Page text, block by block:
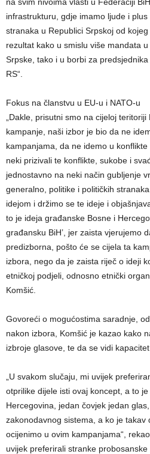
infrastrukturu, gdje imamo ljude i
stranaka u Republici Srpskoj od
rezultat kako u smislu više mandata
Srpske, tako i u borbi za
RS“.
Fokus na članstvu u EU-u i NATO-u
„Dakle, prisutni smo na cijeloj
kampanje, naši izbor je bio da ne
kampanjama, da ne idemo u
neki prizivali te konflikte, sukobe i
jednostavno na neki način gubljenje
generalno, politike i političkih
idejom i držimo se te ideje i
to je ideja građanske Bosne i
građansku BiH’, jer zaista vjerujemo
predizborna, pošto će se cijela ta
izbora, nego da je zaista riječ o ideji
etničkoj podjeli, odnosno etnički
Komšić.
Govoreći o mogućostima saradnje,
nakon izbora, Komšić je kazao kako
izbroje glasove, te da se vidi
„U svakom slučaju, mi uvijek
otprilike dijele isti ovaj koncept, a to
Hercegovina, jedan čovjek jedan
zakonodavnog sistema, a ko je takav
ocijenimo u ovim kampanjama“,
uvijek preferirali stranke